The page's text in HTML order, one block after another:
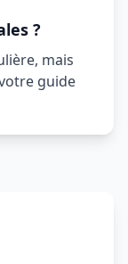
?
mais
guide